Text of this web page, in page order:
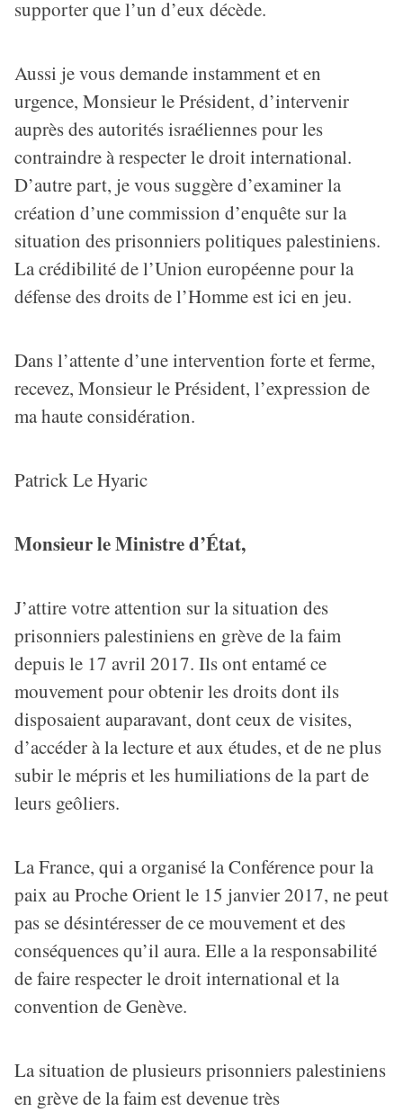
supporter que l’un d’eux décède.
Aussi je vous demande instamment et en
urgence, Monsieur le Président, d’intervenir
auprès des autorités israéliennes pour les
contraindre à respecter le droit international.
D’autre part, je vous suggère d’examiner la
création d’une commission d’enquête sur la
situation des prisonniers politiques palestiniens.
La crédibilité de l’Union européenne pour la
défense des droits de l’Homme est ici en jeu.
Dans l’attente d’une intervention forte et ferme,
recevez, Monsieur le Président, l’expression de
ma haute considération.
Patrick Le Hyaric
Monsieur le Ministre d’État,
J’attire votre attention sur la situation des
prisonniers palestiniens en grève de la faim
depuis le 17 avril 2017. Ils ont entamé ce
mouvement pour obtenir les droits dont ils
disposaient auparavant, dont ceux de visites,
d’accéder à la lecture et aux études, et de ne plus
subir le mépris et les humiliations de la part de
leurs geôliers.
La France, qui a organisé la Conférence pour la
paix au Proche Orient le 15 janvier 2017, ne peut
pas se désintéresser de ce mouvement et des
conséquences qu’il aura. Elle a la responsabilité
de faire respecter le droit international et la
convention de Genève.
La situation de plusieurs prisonniers palestiniens
en grève de la faim est devenue très